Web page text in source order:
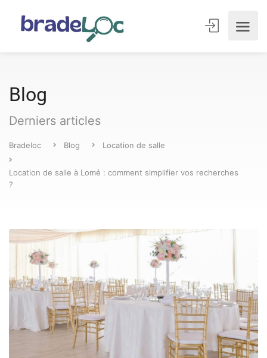
Blog
Derniers articles
Bradeloc Blog Location de salle
Location de salle à Lomé : comment simplifier vos recherches
?